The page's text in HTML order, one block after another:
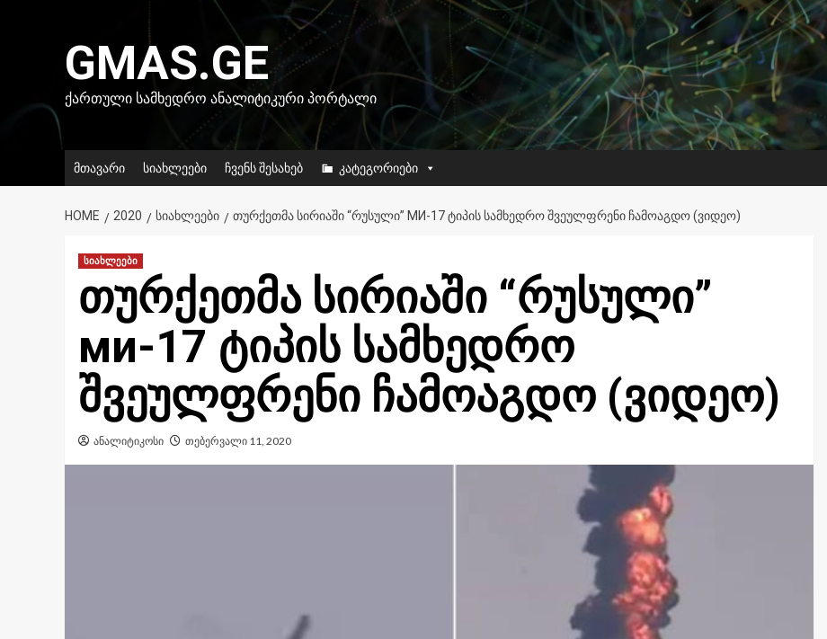
GMAS.GE
ᲥᲐᲠᲗᲣᲚᲘ ᲡᲐᲛᲮᲔᲓᲠᲝ ᲐᲜᲐᲚᲘᲢᲘᲙᲣᲠᲘ ᲞᲝᲠᲢᲐᲚᲘ
მთავარი სიახლეები ჩვენს შესახებ კატეგორიები
HOME 2020 ᲡᲘᲐᲮᲚᲔᲔᲑᲘ ᲗᲣᲠᲥᲔᲗᲛᲐ ᲡᲘᲠᲘᲐᲨᲘ “ᲠᲣᲡᲣᲚᲘ” МИ-17 ᲢᲘᲞᲘᲡ ᲡᲐᲛᲮᲔᲓᲠᲝ ᲨᲕᲔᲣᲚᲤᲠᲔᲜᲘ ᲩᲐᲛᲝᲐᲒᲓᲝ (ᲕᲘᲓᲔᲝ)
სიახლეები
თურქეთმა სირიაში “რუსული”
ми-17 ტიპის სამხედრო
შვეულფრენი ჩამოაგდო (ვიდეო)
ანალიტიკოსი თებერვალი 11, 2020